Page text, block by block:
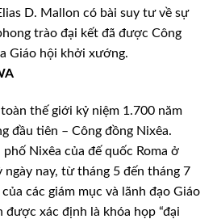
D. Mallon có bài suy tư về sự
trào đại kết đã được Công
Giáo hội khởi xướng.
thế giới kỷ niệm 1.700 năm
đầu tiên – Công đồng Nixêa.
Nixêa của đế quốc Roma ở
ngày nay, từ tháng 5 đến tháng 7
các giám mục và lãnh đạo Giáo
được xác định là khóa họp “đại